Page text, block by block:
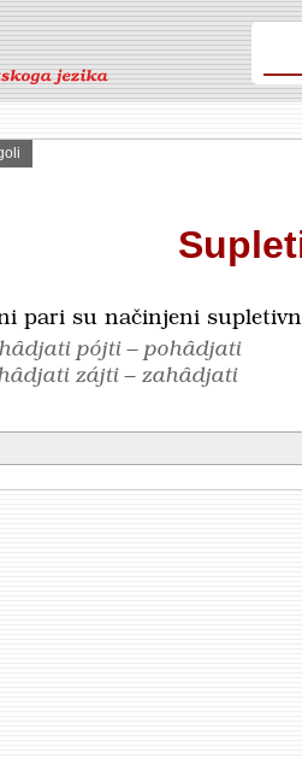
pari su načinjeni
pójti – pohȃdjati
zájti – zahȃdjati